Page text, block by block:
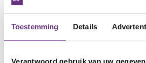
Toestemming Details
Verantwoord gebruik van uw
Dagdienst/Professional:
Er wordt gestaakt vanaf woensdag
aanvang dienst t/m vrijdag 24
(zie ook vetgedrukte uitleg bij de